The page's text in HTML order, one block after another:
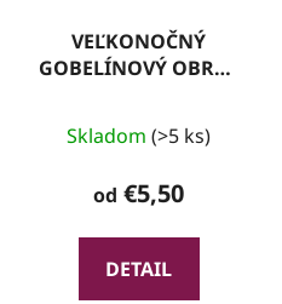
VEĽKONOČNÝ
GOBELÍNOVÝ OBRUS
Skladom (>5 ks)
od €5,50
DETAIL